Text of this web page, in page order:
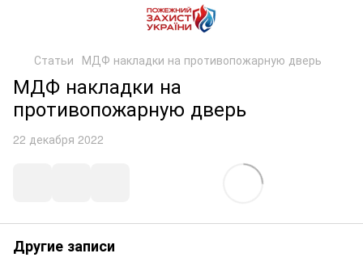
Статьи МДФ накладки на противопожарную дверь
МДФ накладки на
противопожарную дверь
22 декабря 2022
Другие записи